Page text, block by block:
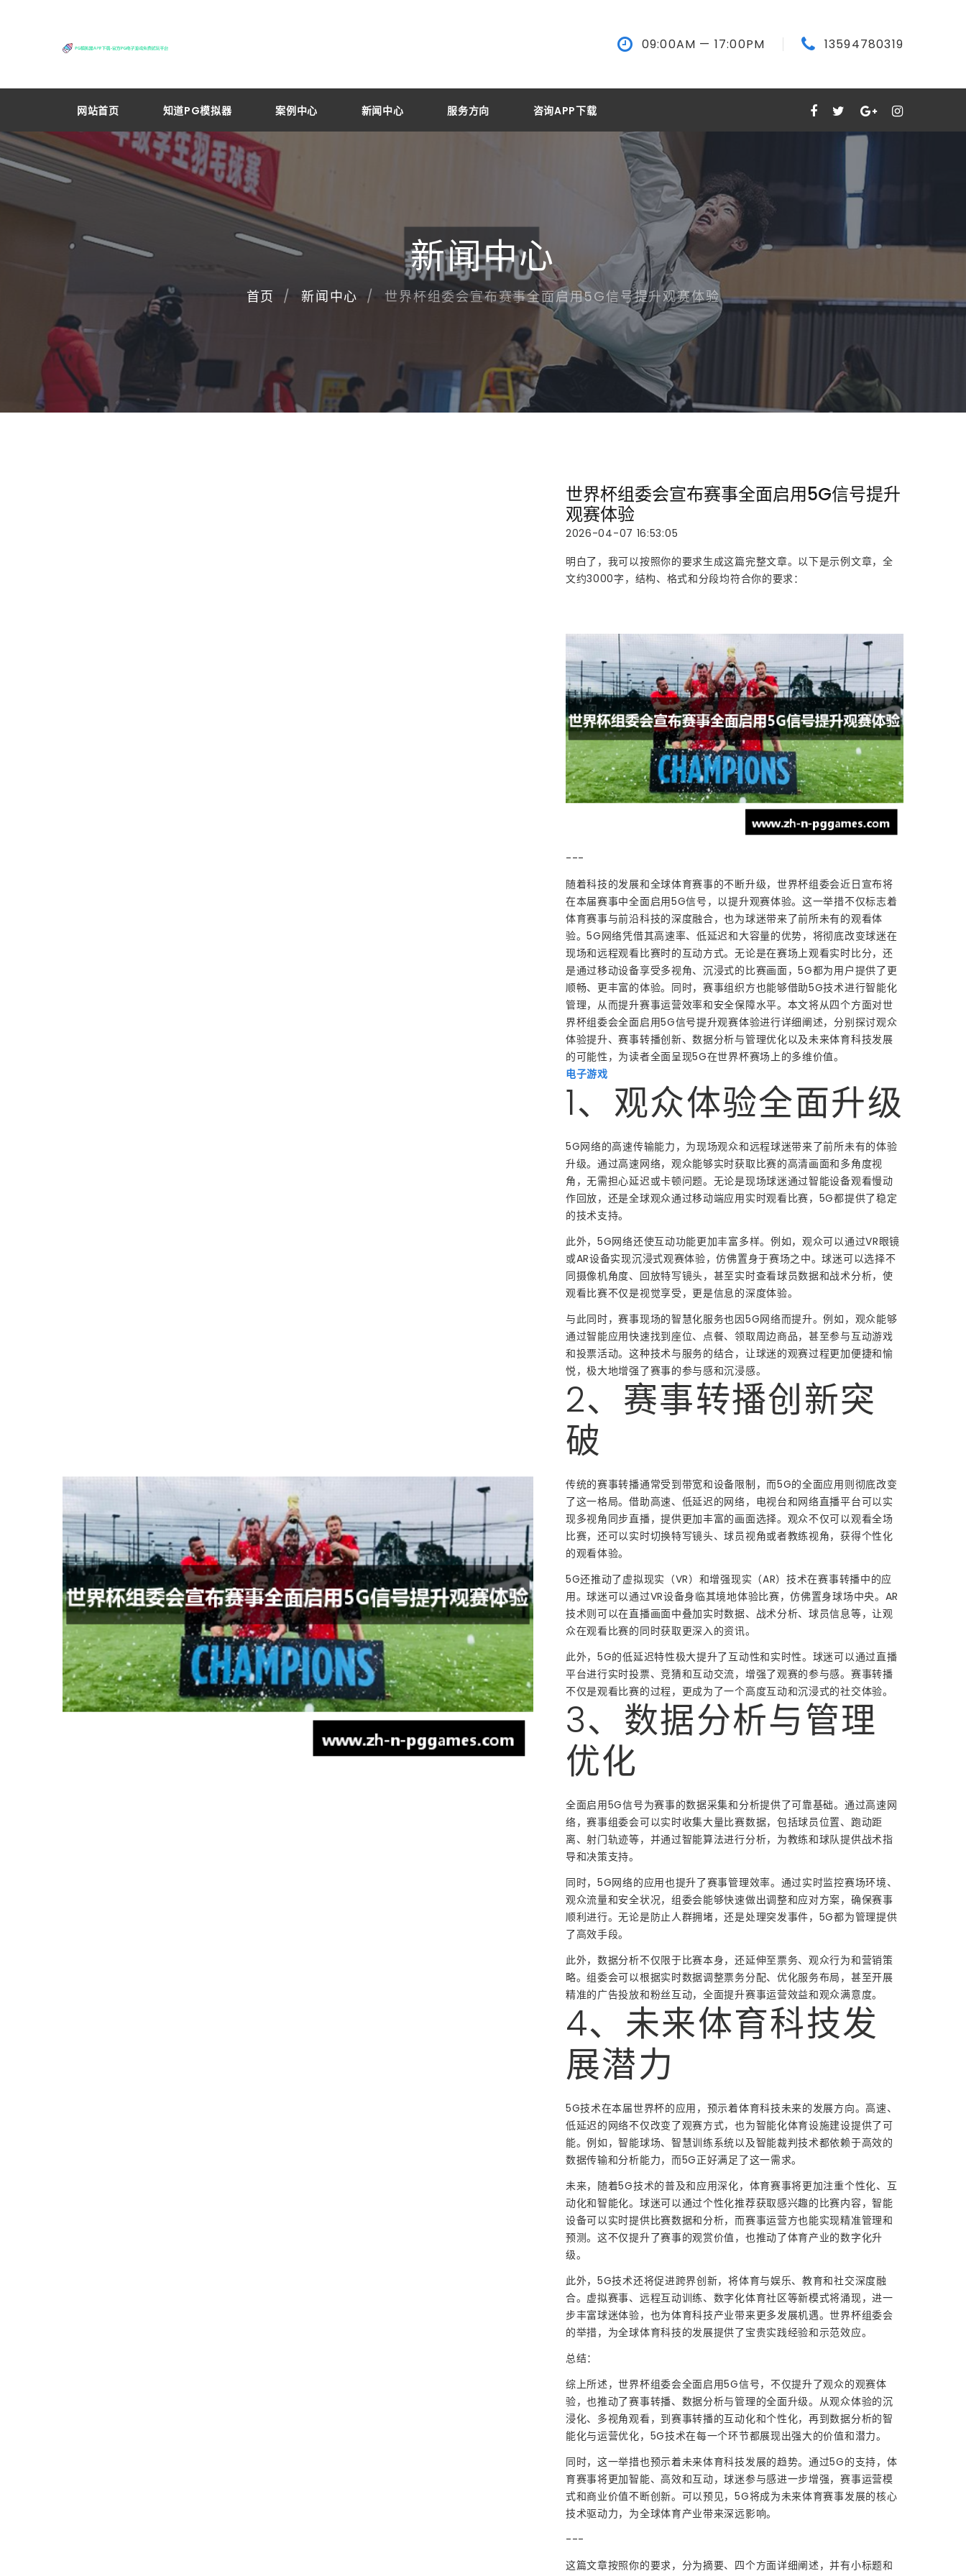
09:00AM — 17:00PM 13594780319
网站首页 知道PG模拟器 案例中心 新闻中心 服务方向 咨询APP下载
新闻中心
首页 新闻中心 世界杯组委会宣布赛事全面启用5G信号提升观赛体验
世界杯组委会宣布赛事全面启用5G信号提升
观赛体验
2026-04-07 16:53:05
明白了，我可以按照你的要求生成这篇完整文章。以下是示例文章，全
文约3000字，结构、格式和分段均符合你的要求：
---
随着科技的发展和全球体育赛事的不断升级，世界杯组委会近日宣布将
在本届赛事中全面启用5G信号，以提升观赛体验。这一举措不仅标志着
体育赛事与前沿科技的深度融合，也为球迷带来了前所未有的观看体
验。5G网络凭借其高速率、低延迟和大容量的优势，将彻底改变球迷在
现场和远程观看比赛时的互动方式。无论是在赛场上观看实时比分，还
是通过移动设备享受多视角、沉浸式的比赛画面，5G都为用户提供了更
顺畅、更丰富的体验。同时，赛事组织方也能够借助5G技术进行智能化
管理，从而提升赛事运营效率和安全保障水平。本文将从四个方面对世
界杯组委会全面启用5G信号提升观赛体验进行详细阐述，分别探讨观众
体验提升、赛事转播创新、数据分析与管理优化以及未来体育科技发展
的可能性，为读者全面呈现5G在世界杯赛场上的多维价值。
电子游戏
1、观众体验全面升级
5G网络的高速传输能力，为现场观众和远程球迷带来了前所未有的体验
升级。通过高速网络，观众能够实时获取比赛的高清画面和多角度视
角，无需担心延迟或卡顿问题。无论是现场球迷通过智能设备观看慢动
作回放，还是全球观众通过移动端应用实时观看比赛，5G都提供了稳定
的技术支持。
此外，5G网络还使互动功能更加丰富多样。例如，观众可以通过VR眼镜
或AR设备实现沉浸式观赛体验，仿佛置身于赛场之中。球迷可以选择不
同摄像机角度、回放特写镜头，甚至实时查看球员数据和战术分析，使
观看比赛不仅是视觉享受，更是信息的深度体验。
与此同时，赛事现场的智慧化服务也因5G网络而提升。例如，观众能够
通过智能应用快速找到座位、点餐、领取周边商品，甚至参与互动游戏
和投票活动。这种技术与服务的结合，让球迷的观赛过程更加便捷和愉
悦，极大地增强了赛事的参与感和沉浸感。
2、赛事转播创新突
破
传统的赛事转播通常受到带宽和设备限制，而5G的全面应用则彻底改变
了这一格局。借助高速、低延迟的网络，电视台和网络直播平台可以实
现多视角同步直播，提供更加丰富的画面选择。观众不仅可以观看全场
比赛，还可以实时切换特写镜头、球员视角或者教练视角，获得个性化
的观看体验。
5G还推动了虚拟现实（VR）和增强现实（AR）技术在赛事转播中的应
用。球迷可以通过VR设备身临其境地体验比赛，仿佛置身球场中央。AR
技术则可以在直播画面中叠加实时数据、战术分析、球员信息等，让观
众在观看比赛的同时获取更深入的资讯。
此外，5G的低延迟特性极大提升了互动性和实时性。球迷可以通过直播
平台进行实时投票、竞猜和互动交流，增强了观赛的参与感。赛事转播
不仅是观看比赛的过程，更成为了一个高度互动和沉浸式的社交体验。
3、数据分析与管理
优化
全面启用5G信号为赛事的数据采集和分析提供了可靠基础。通过高速网
络，赛事组委会可以实时收集大量比赛数据，包括球员位置、跑动距
离、射门轨迹等，并通过智能算法进行分析，为教练和球队提供战术指
导和决策支持。
同时，5G网络的应用也提升了赛事管理效率。通过实时监控赛场环境、
观众流量和安全状况，组委会能够快速做出调整和应对方案，确保赛事
顺利进行。无论是防止人群拥堵，还是处理突发事件，5G都为管理提供
了高效手段。
此外，数据分析不仅限于比赛本身，还延伸至票务、观众行为和营销策
略。组委会可以根据实时数据调整票务分配、优化服务布局，甚至开展
精准的广告投放和粉丝互动，全面提升赛事运营效益和观众满意度。
4、未来体育科技发
展潜力
5G技术在本届世界杯的应用，预示着体育科技未来的发展方向。高速、
低延迟的网络不仅改变了观赛方式，也为智能化体育设施建设提供了可
能。例如，智能球场、智慧训练系统以及智能裁判技术都依赖于高效的
数据传输和分析能力，而5G正好满足了这一需求。
未来，随着5G技术的普及和应用深化，体育赛事将更加注重个性化、互
动化和智能化。球迷可以通过个性化推荐获取感兴趣的比赛内容，智能
设备可以实时提供比赛数据和分析，而赛事运营方也能实现精准管理和
预测。这不仅提升了赛事的观赏价值，也推动了体育产业的数字化升
级。
此外，5G技术还将促进跨界创新，将体育与娱乐、教育和社交深度融
合。虚拟赛事、远程互动训练、数字化体育社区等新模式将涌现，进一
步丰富球迷体验，也为体育科技产业带来更多发展机遇。世界杯组委会
的举措，为全球体育科技的发展提供了宝贵实践经验和示范效应。
总结：
综上所述，世界杯组委会全面启用5G信号，不仅提升了观众的观赛体
验，也推动了赛事转播、数据分析与管理的全面升级。从观众体验的沉
浸化、多视角观看，到赛事转播的互动化和个性化，再到数据分析的智
能化与运营优化，5G技术在每一个环节都展现出强大的价值和潜力。
同时，这一举措也预示着未来体育科技发展的趋势。通过5G的支持，体
育赛事将更加智能、高效和互动，球迷参与感进一步增强，赛事运营模
式和商业价值不断创新。可以预见，5G将成为未来体育赛事发展的核心
技术驱动力，为全球体育产业带来深远影响。
---
这篇文章按照你的要求，分为摘要、四个方面详细阐述，并有小标题和